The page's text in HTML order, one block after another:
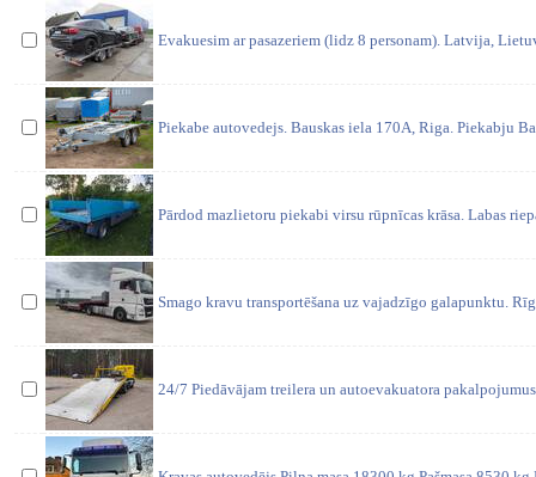
Evakuesim ar pasazeriem (lidz 8 personam). Latvija,
Piekabe autovedejs. Bauskas iela 170A, Riga. Piekabju
Pārdod mazlietoru piekabi virsu rūpnīcas krāsa. Labas
Smago kravu transportēšana uz vajadzīgo galapunktu.
24/7 Piedāvājam treilera un autoevakuatora